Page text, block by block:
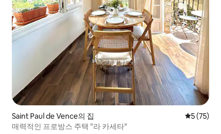
Saint Paul de Vence의 집 평점 5점
5 (75)
매력적인 프로방스 주택 "라 카세타"